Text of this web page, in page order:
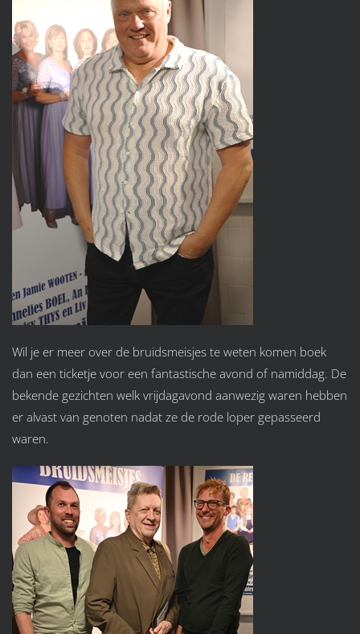
Wil je er meer over de bruidsmeisjes te weten komen boek
dan een ticketje voor een fantastische avond of namiddag. De
bekende gezichten welk vrijdagavond aanwezig waren hebben
er alvast van genoten nadat ze de rode loper gepasseerd
waren.